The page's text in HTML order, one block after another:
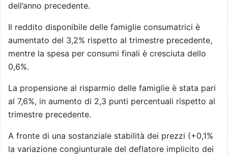
dell’anno precedente.
Il reddito disponibile delle famiglie consumatrici è
aumentato del 3,2% rispetto al trimestre precedente,
mentre la spesa per consumi finali è cresciuta dello
0,6%.
La propensione al risparmio delle famiglie è stata pari
al 7,6%, in aumento di 2,3 punti percentuali rispetto al
trimestre precedente.
A fronte di una sostanziale stabilità dei prezzi (+0,1%
la variazione congiunturale del deflatore implicito dei